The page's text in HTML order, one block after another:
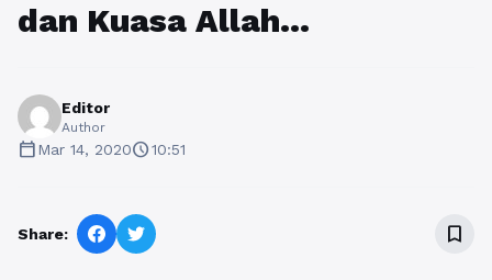
dan Kuasa Allah…
Editor
Author
calendar_todayMar 14, 2020schedule10:51
Share: bookmark_border